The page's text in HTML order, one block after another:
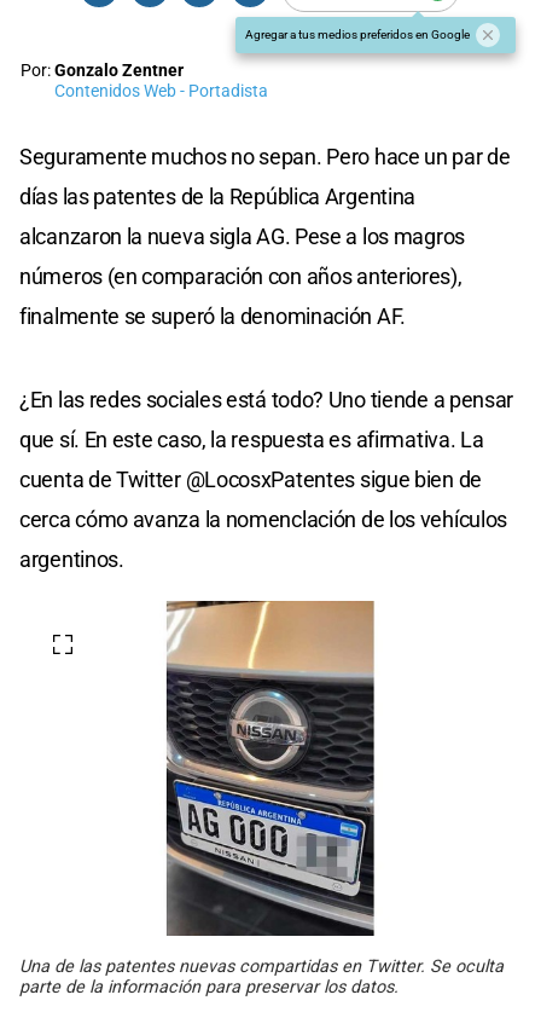
Agregar a tus medios preferidos en Google
Por:Gonzalo Zentner
Contenidos Web - Portadista
Seguramente muchos no sepan. Pero hace un par de
días las patentes de la República Argentina
alcanzaron la nueva sigla AG. Pese a los magros
números (en comparación con años anteriores),
finalmente se superó la denominación AF.
¿En las redes sociales está todo? Uno tiende a pensar
que sí. En este caso, la respuesta es afirmativa. La
cuenta de Twitter @LocosxPatentes sigue bien de
cerca cómo avanza la nomenclación de los vehículos
argentinos.
Una de las patentes nuevas compartidas en Twitter. Se oculta
parte de la información para preservar los datos.